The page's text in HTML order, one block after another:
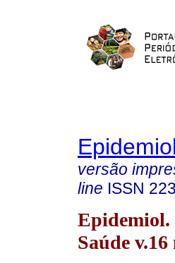
versão
line ISSN
Epidemiol.
Saúde